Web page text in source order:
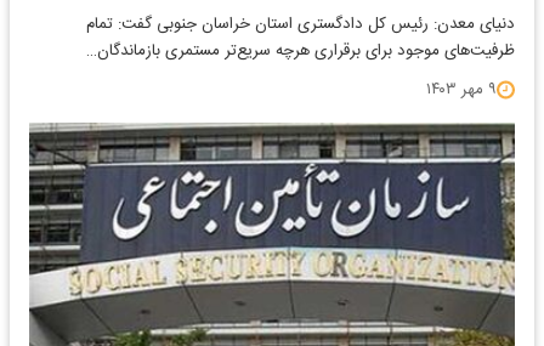
دنیای معدن: رئیس کل دادگستری استان خراسان جنوبی گفت: تمام
ظرفیت‌های موجود برای برقراری هرچه سریع‌تر مستمری بازماندگان…
۹ مهر ۱۴۰۳